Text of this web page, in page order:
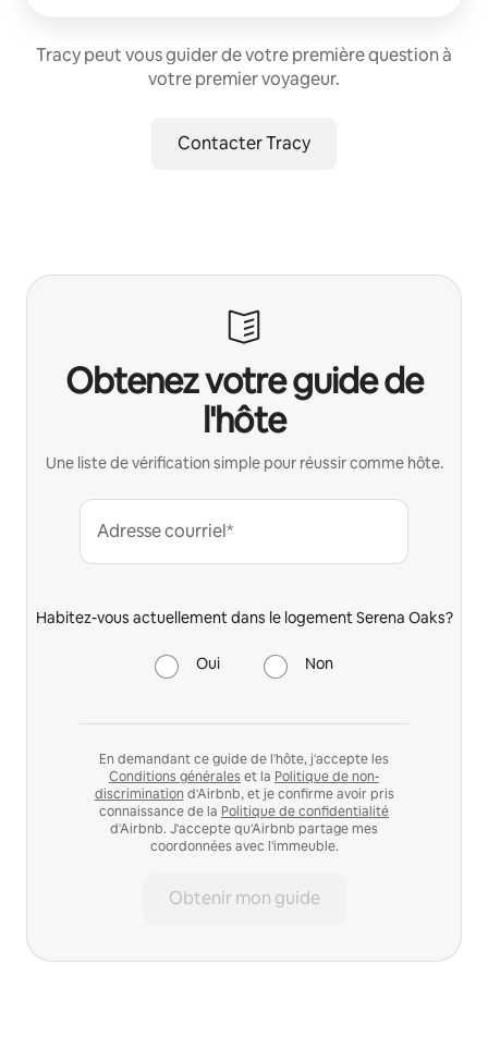
Tracy peut vous guider de votre première question à
votre premier voyageur.
Contacter Tracy
Obtenez votre guide de
l'hôte
Une liste de vérification simple pour réussir comme hôte.
Adresse courriel*
Habitez-vous actuellement dans le logement Serena Oaks?
Oui Non
En demandant ce guide de l'hôte, j'accepte les
Conditions générales et la Politique de non-
discrimination d'Airbnb, et je confirme avoir pris
connaissance de la Politique de confidentialité
d'Airbnb. J'accepte qu'Airbnb partage mes
coordonnées avec l'immeuble.
Obtenir mon guide